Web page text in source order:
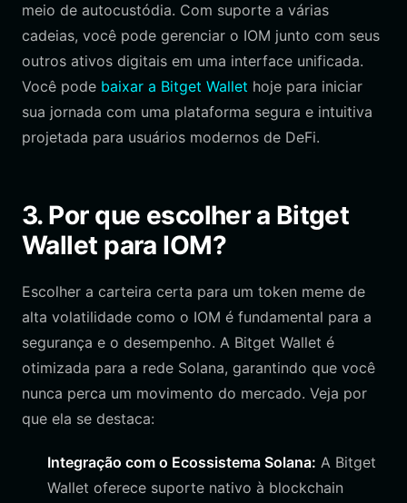
meio de autocustódia. Com suporte a várias
cadeias, você pode gerenciar o IOM junto com seus
outros ativos digitais em uma interface unificada.
Você pode baixar a Bitget Wallet hoje para iniciar
sua jornada com uma plataforma segura e intuitiva
projetada para usuários modernos de DeFi.
3. Por que escolher a Bitget
Wallet para IOM?
Escolher a carteira certa para um token meme de
alta volatilidade como o IOM é fundamental para a
segurança e o desempenho. A Bitget Wallet é
otimizada para a rede Solana, garantindo que você
nunca perca um movimento do mercado. Veja por
que ela se destaca:
Integração com o Ecossistema Solana: A Bitget
Wallet oferece suporte nativo à blockchain